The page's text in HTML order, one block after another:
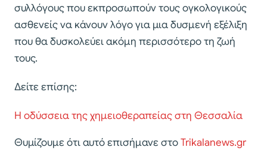
συλλόγους που εκπροσωπούν τους ογκολογικούς
ασθενείς να κάνουν λόγο για μια δυσμενή εξέλιξη
που θα δυσκολεύει ακόμη περισσότερο τη ζωή
τους.
Δείτε επίσης:
Η οδύσσεια της χημειοθεραπείας στη Θεσσαλία
Θυμίζουμε ότι αυτό επισήμανε στοTrikalanews.gr